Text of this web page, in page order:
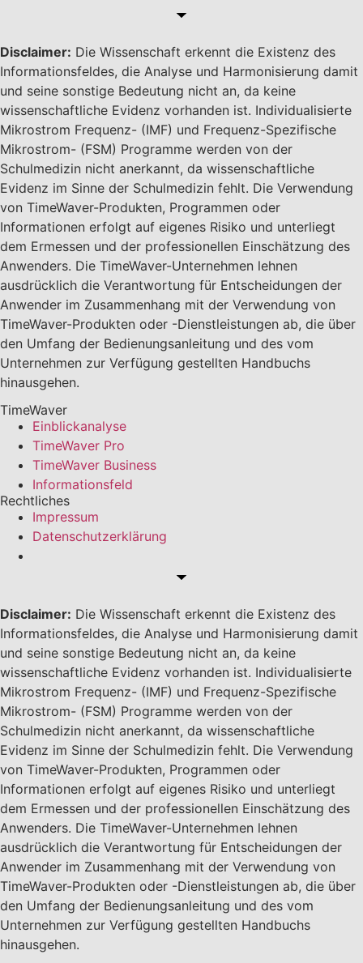
Disclaimer: Die Wissenschaft erkennt die Existenz des
Informationsfeldes, die Analyse und Harmonisierung damit
und seine sonstige Bedeutung nicht an, da keine
wissenschaftliche Evidenz vorhanden ist. Individualisierte
Mikrostrom Frequenz- (IMF) und Frequenz-Spezifische
Mikrostrom- (FSM) Programme werden von der
Schulmedizin nicht anerkannt, da wissenschaftliche
Evidenz im Sinne der Schulmedizin fehlt. Die Verwendung
von TimeWaver-Produkten, Programmen oder
Informationen erfolgt auf eigenes Risiko und unterliegt
dem Ermessen und der professionellen Einschätzung des
Anwenders. Die TimeWaver-Unternehmen lehnen
ausdrücklich die Verantwortung für Entscheidungen der
Anwender im Zusammenhang mit der Verwendung von
TimeWaver-Produkten oder -Dienstleistungen ab, die über
den Umfang der Bedienungsanleitung und des vom
Unternehmen zur Verfügung gestellten Handbuchs
hinausgehen.
TimeWaver
Einblickanalyse
TimeWaver Pro
TimeWaver Business
Informationsfeld
Rechtliches
Impressum
Datenschutzerklärung
Disclaimer: Die Wissenschaft erkennt die Existenz des
Informationsfeldes, die Analyse und Harmonisierung damit
und seine sonstige Bedeutung nicht an, da keine
wissenschaftliche Evidenz vorhanden ist. Individualisierte
Mikrostrom Frequenz- (IMF) und Frequenz-Spezifische
Mikrostrom- (FSM) Programme werden von der
Schulmedizin nicht anerkannt, da wissenschaftliche
Evidenz im Sinne der Schulmedizin fehlt. Die Verwendung
von TimeWaver-Produkten, Programmen oder
Informationen erfolgt auf eigenes Risiko und unterliegt
dem Ermessen und der professionellen Einschätzung des
Anwenders. Die TimeWaver-Unternehmen lehnen
ausdrücklich die Verantwortung für Entscheidungen der
Anwender im Zusammenhang mit der Verwendung von
TimeWaver-Produkten oder -Dienstleistungen ab, die über
den Umfang der Bedienungsanleitung und des vom
Unternehmen zur Verfügung gestellten Handbuchs
hinausgehen.